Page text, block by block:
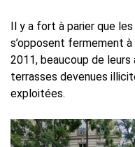
Il y a fort à parier que
s’opposent fermement
2011, beaucoup de
terrasses devenues
exploitées.